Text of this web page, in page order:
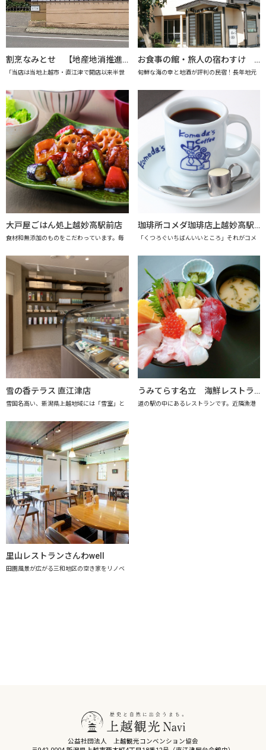
割烹なみとせ 【地産地消推進の店「プレミアム認定店」】
「当店は当地上越市・直江津で開店以来半世
お食事の館・旅人の宿わすけ 【上越市地産地消推進の店認定店】
旬鮮な海の幸と地酒が評判の民宿！長年地元
大戸屋ごはん処上越妙高駅前店
食材和無添加のものをこだわっています。毎
珈琲所コメダ珈琲店上越妙高駅前店
「くつろぐいちばんいいところ」それがコメ
雪の香テラス 直江津店
雪国名高い、新潟県上越地域には「雪室」と
うみてらす名立 海鮮レストラン「海のだいどこや」 【上越市地産地消推進の店認定店】
道の駅の中にあるレストランです。近隣漁港
里山レストランさんわwell
田園風景が広がる三和地区の空き家をリノベ
公益社団法人 上越観光コンベンション協会